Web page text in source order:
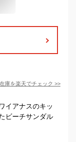
庫を楽天でチェック >>
イアナスのキッ
ビーチサンダル